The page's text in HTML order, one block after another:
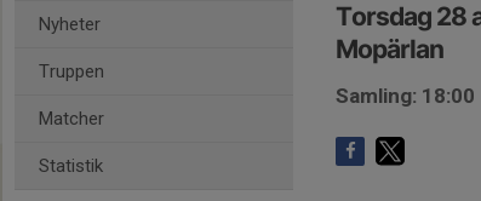
Nyheter
Truppen
Matcher
Statistik
Torsdag 28
Mopärlan
Samling: 18:00